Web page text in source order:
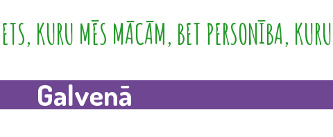
KURU MĒS MĀCĀM, BET PERSONĪBA,
Galvenā